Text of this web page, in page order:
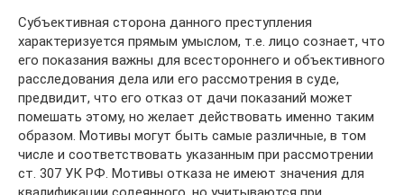
Субъективная сторона данного преступления
характеризуется прямым умыслом, т.е. лицо сознает, что
его показания важны для всестороннего и объективного
расследования дела или его рассмотрения в суде,
предвидит, что его отказ от дачи показаний может
помешать этому, но желает действовать именно таким
образом. Мотивы могут быть самые различные, в том
числе и соответствовать указанным при рассмотрении
ст. 307 УК РФ. Мотивы отказа не имеют значения для